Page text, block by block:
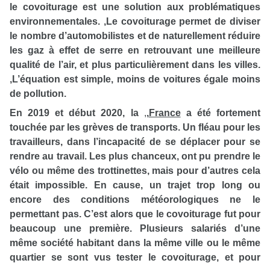
le covoiturage est une solution aux problématiques
environnementales. ,Le covoiturage permet de diviser
le nombre d’automobilistes et de naturellement réduire
les gaz à effet de serre en retrouvant une meilleure
qualité de l’air, et plus particulièrement dans les villes.
,L’équation est simple, moins de voitures égale moins
de pollution.
En 2019 et début 2020, la ,,Francea été fortement
touchée par les grèves de transports. Un fléau pour les
travailleurs, dans l’incapacité de se déplacer pour se
rendre au travail. Les plus chanceux, ont pu prendre le
vélo ou même des trottinettes, mais pour d’autres cela
était impossible. En cause, un trajet trop long ou
encore des conditions météorologiques ne le
permettant pas. C’est alors que le covoiturage fut pour
beaucoup une première. Plusieurs salariés d’une
même société habitant dans la même ville ou le même
quartier se sont vus tester le covoiturage, et pour